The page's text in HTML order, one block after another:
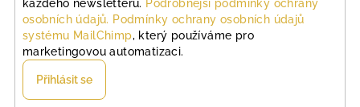
každého newsletteru. Podrobnější podmínky ochrany
osobních údajů. Podmínky ochrany osobních údajů
systému MailChimp, který používáme pro
marketingovou automatizaci.
Přihlásit se